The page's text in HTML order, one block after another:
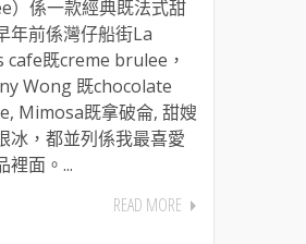
）係一款經典既法式甜
年前係灣仔船街La
cafe既creme brulee，
Wong 既chocolate
Mimosa既拿破侖, 甜嫂
冰，都並列係我最喜愛
裡面。...
READ MORE